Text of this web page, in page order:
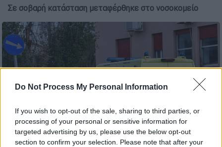
Do Not Process My Personal Information
If you wish to opt-out of the sale, sharing to third parties, or
processing of your personal or sensitive information for
targeted advertising by us, please use the below opt-out
section to confirm your selection. Please note that after your
Σε σοβαρή κατάσταση μεταφέρθηκε στο νοσοκομείο